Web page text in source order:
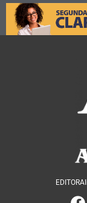
EDITORA